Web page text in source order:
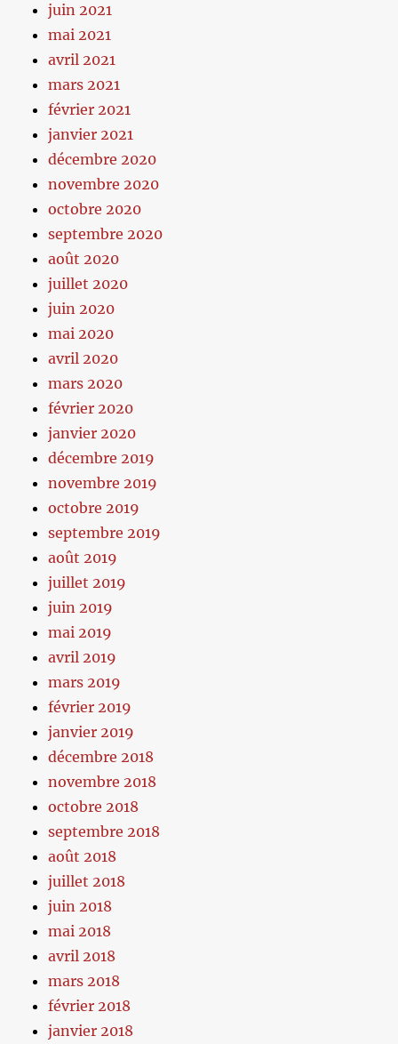
juin 2021
mai 2021
avril 2021
mars 2021
février 2021
janvier 2021
décembre 2020
novembre 2020
octobre 2020
septembre 2020
août 2020
juillet 2020
juin 2020
mai 2020
avril 2020
mars 2020
février 2020
janvier 2020
décembre 2019
novembre 2019
octobre 2019
septembre 2019
août 2019
juillet 2019
juin 2019
mai 2019
avril 2019
mars 2019
février 2019
janvier 2019
décembre 2018
novembre 2018
octobre 2018
septembre 2018
août 2018
juillet 2018
juin 2018
mai 2018
avril 2018
mars 2018
février 2018
janvier 2018